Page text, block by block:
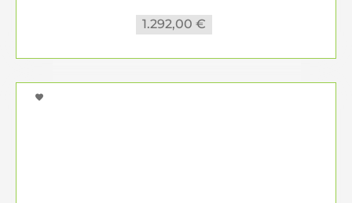
1.292,00 €